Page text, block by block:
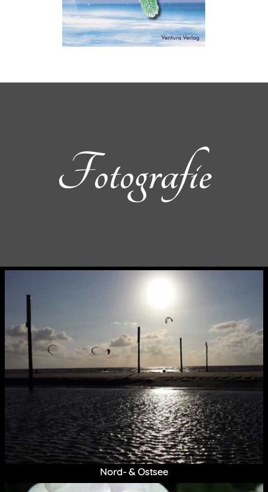
Fotografie
Nord- & Ostsee